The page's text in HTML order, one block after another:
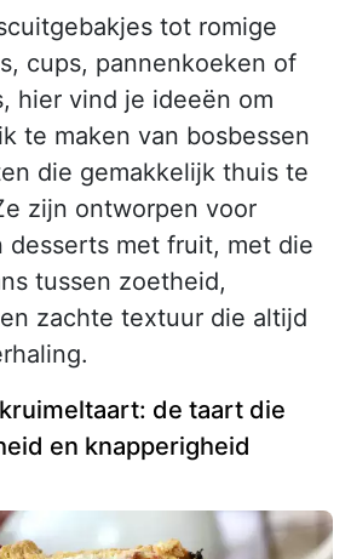
tot romige
cups, pannenkoeken of
hier vind je ideeën om
te maken van bosbessen
die gemakkelijk thuis te
zijn ontworpen voor
desserts met fruit, met die
tussen zoetheid,
zachte textuur die altijd
de taart die
en knapperigheid